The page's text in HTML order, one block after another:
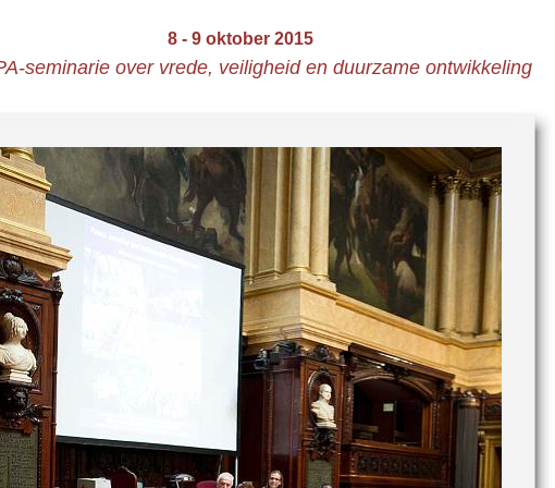
8 - 9 oktober 2015
seminarie over vrede, veiligheid en duurzame ontwikkeling